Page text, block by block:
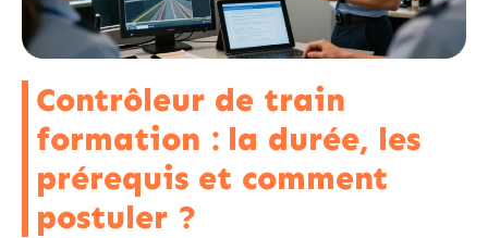
Contrôleur de train
formation : la durée, les
prérequis et comment
postuler ?